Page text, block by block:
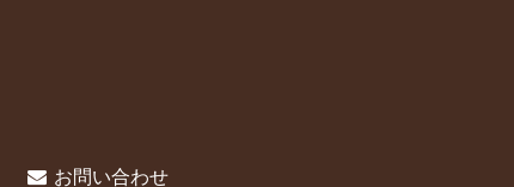
お問い合わせ